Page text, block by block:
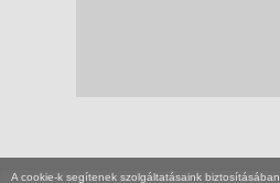
A cookie-k segítenek szolgáltatásaink biztosításában.